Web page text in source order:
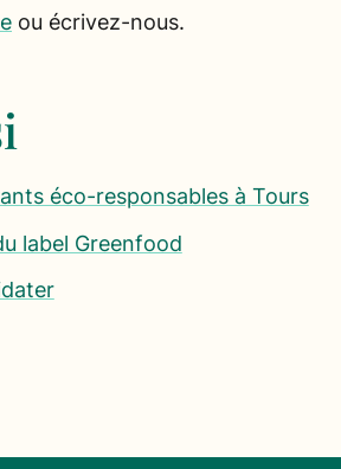
ou écrivez-nous.
éco-responsables à Tours
label Greenfood